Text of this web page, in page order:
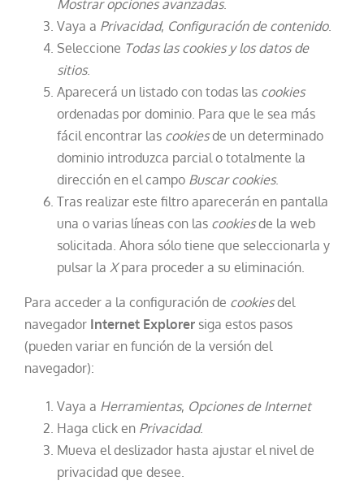
Mostrar opciones avanzadas.
Vaya a Privacidad, Configuración de contenido.
Seleccione Todas las cookiesy los datos de
sitios.
Aparecerá un listado con todas las cookies
ordenadas por dominio. Para que le sea más
fácil encontrar las cookiesde un determinado
dominio introduzca parcial o totalmente la
dirección en el campo Buscar cookies.
Tras realizar este filtro aparecerán en pantalla
una o varias líneas con las cookiesde la web
solicitada. Ahora sólo tiene que seleccionarla y
pulsar la Xpara proceder a su eliminación.
Para acceder a la configuración de cookiesdel
navegador Internet Explorer siga estos pasos
(pueden variar en función de la versión del
navegador):
Vaya a Herramientas, Opciones de Internet
Haga click en Privacidad.
Mueva el deslizador hasta ajustar el nivel de
privacidad que desee.